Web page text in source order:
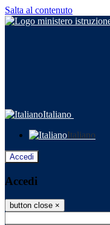
Salta al contenuto
Italiano
Italiano
Accedi
Accedi
button close ×